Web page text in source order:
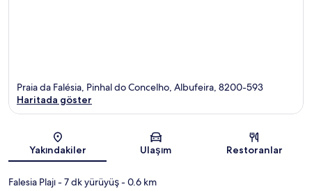
Harita
Praia da Falésia, Pinhal do Concelho, Albufeira, 8200-593
Haritada göster
Yakındakiler Ulaşım Restoranlar
Falesia Plajı- 7 dk yürüyüş- 0.6 km